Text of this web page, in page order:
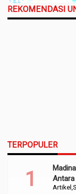
REKOMENDASI
TERPOPULER
Artikel
Antara